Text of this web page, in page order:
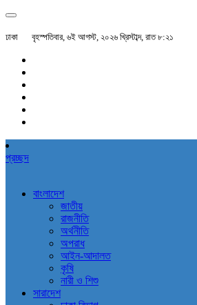
ঢাকা বৃহস্পতিবার, ৬ই আগস্ট, ২০২৬ খ্রিস্টাব্দ, রাত ৮:২১
প্রচ্ছদ
বাংলাদেশ
জাতীয়
রাজনীতি
অর্থনীতি
অপরাধ
আইন-আদালত
কৃষি
নারী ও শিশু
সারাদেশ